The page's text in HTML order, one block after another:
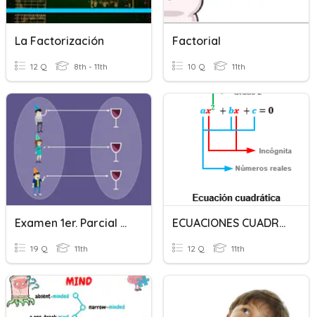
La Factorización
12 Q 8th - 11th
Factorial
10 Q 11th
Examen 1er. Parcial Matemáticas II A
19 Q 11th
ECUACIONES CUADRÁTICAS
12 Q 11th